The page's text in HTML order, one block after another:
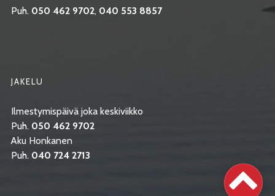
Puh. 050 462 9702, 040 553 8857
JAKELU
Ilmestymispäivä joka keskiviikko
Puh. 050 462 9702
Aku Honkanen
Puh. 040 724 2713